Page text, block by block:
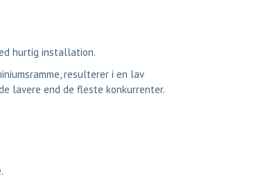
hurtig installation.
resulterer i en lav
lavere end de fleste konkurrenter.